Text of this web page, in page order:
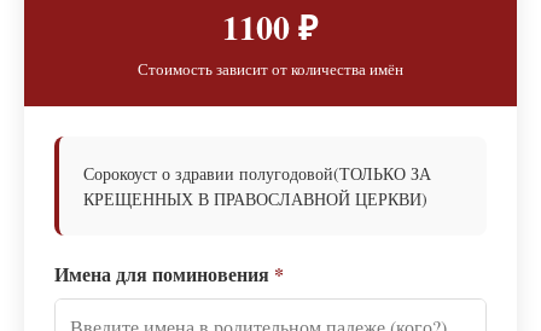
1100 ₽
Стоимость зависит от количества имён
Сорокоуст о здравии полугодовой(ТОЛЬКО ЗА
КРЕЩЕННЫХ В ПРАВОСЛАВНОЙ ЦЕРКВИ)
Имена для поминовения *